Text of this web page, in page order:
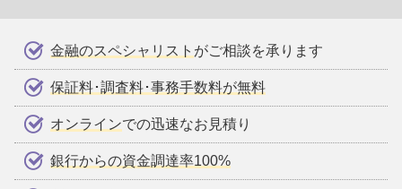
金融のスペシャリスト がご相談を承ります
保証料･調査料･事務手数料が無料
オンラインでの迅速なお見積り
銀行からの資金調達率100%